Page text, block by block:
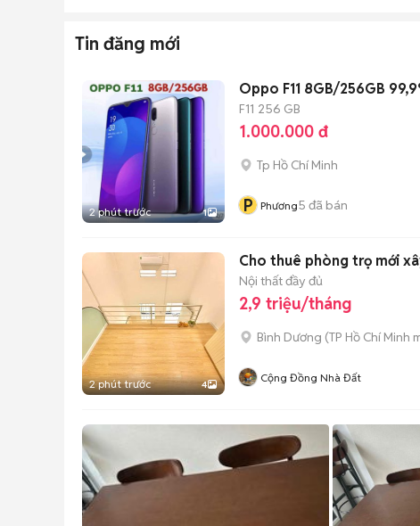
Tin đăng mới
2 phút trước 1
Oppo F11 8GB/256GB
F11 256 GB
1.000.000 đ
Tp Hồ Chí Minh
P Phương5 đã bán
2 phút trước 4
Cho thuê phòng trọ mới
Nội thất đầy đủ
2,9 triệu/tháng
Bình Dương (TP Hồ Chí Minh
Cộng Đồng Nhà Đất